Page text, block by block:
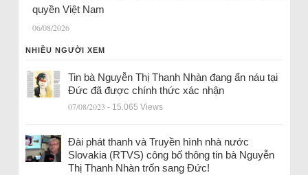
quyền Việt Nam
06/08/2026
NHIỀU NGƯỜI XEM
Tin bà Nguyễn Thị Thanh Nhàn đang ẩn náu tại
Đức đã được chính thức xác nhận
07/08/2023 - 15.065 Views
Đài phát thanh và Truyền hình nhà nước
Slovakia (RTVS) công bố thông tin bà Nguyễn
Thị Thanh Nhàn trốn sang Đức!